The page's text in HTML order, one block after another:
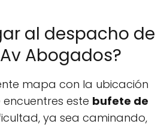
al despacho de
Abogados?
mapa con la ubicación
este bufete de
ya sea caminando,